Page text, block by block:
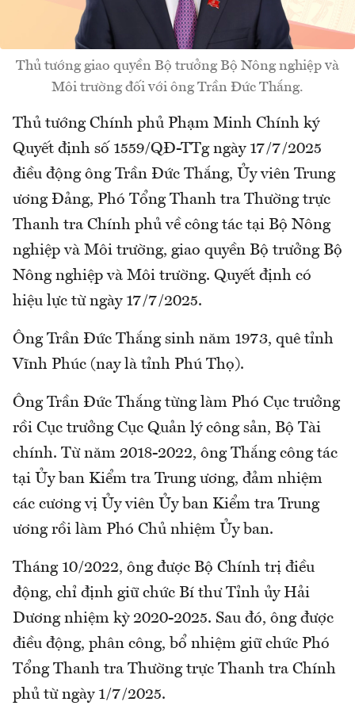
Thủ tướng giao quyền Bộ trưởng Bộ Nông nghiệp và
Môi trường đối với ông Trần Đức Thắng.
Thủ tướng Chính phủ Phạm Minh Chính ký
Quyết định số 1559/QĐ-TTg ngày 17/7/2025
điều động ông Trần Đức Thắng, Ủy viên Trung
ương Đảng, Phó Tổng Thanh tra Thường trực
Thanh tra Chính phủ về công tác tại Bộ Nông
nghiệp và Môi trường, giao quyền Bộ trưởng Bộ
Nông nghiệp và Môi trường. Quyết định có
hiệu lực từ ngày 17/7/2025.
Ông Trần Đức Thắng sinh năm 1973, quê tỉnh
Vĩnh Phúc (nay là tỉnh Phú Thọ).
Ông Trần Đức Thắng từng làm Phó Cục trưởng
rồi Cục trưởng Cục Quản lý công sản, Bộ Tài
chính. Từ năm 2018-2022, ông Thắng công tác
tại Ủy ban Kiểm tra Trung ương, đảm nhiệm
các cương vị Ủy viên Ủy ban Kiểm tra Trung
ương rồi làm Phó Chủ nhiệm Ủy ban.
Tháng 10/2022, ông được Bộ Chính trị điều
động, chỉ định giữ chức Bí thư Tỉnh ủy Hải
Dương nhiệm kỳ 2020-2025. Sau đó, ông được
điều động, phân công, bổ nhiệm giữ chức Phó
Tổng Thanh tra Thường trực Thanh tra Chính
phủ từ ngày 1/7/2025.